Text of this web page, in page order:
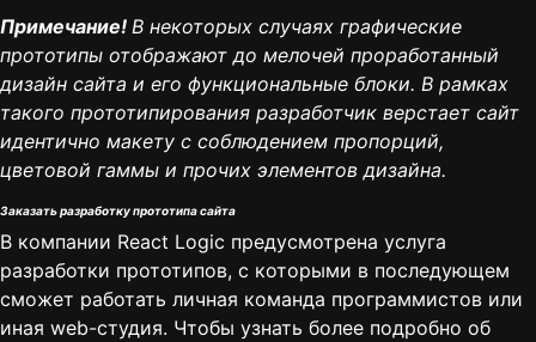
Примечание! В некоторых случаях графические
прототипы отображают до мелочей проработанный
дизайн сайта и его функциональные блоки. В рамках
такого прототипирования разработчик верстает сайт
идентично макету с соблюдением пропорций,
цветовой гаммы и прочих элементов дизайна.
Заказать разработку прототипа сайта
В компании React Logic предусмотрена услуга
разработки прототипов, с которыми в последующем
сможет работать личная команда программистов или
иная web-студия. Чтобы узнать более подробно об